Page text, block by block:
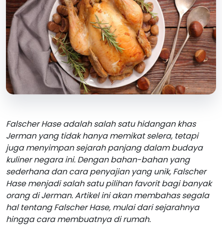
Falscher Hase adalah salah satu hidangan khas
Jerman yang tidak hanya memikat selera, tetapi
juga menyimpan sejarah panjang dalam budaya
kuliner negara ini. Dengan bahan-bahan yang
sederhana dan cara penyajian yang unik, Falscher
Hase menjadi salah satu pilihan favorit bagi banyak
orang di Jerman. Artikel ini akan membahas segala
hal tentang Falscher Hase, mulai dari sejarahnya
hingga cara membuatnya di rumah.